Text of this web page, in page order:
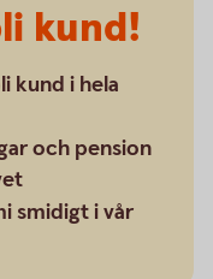
kund!
kund i hela
och pension
smidigt i vår